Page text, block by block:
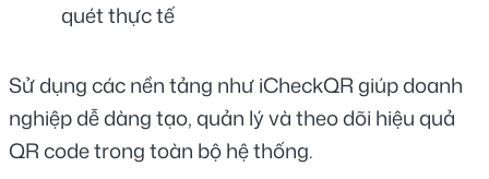
quét thực tế
Sử dụng các nền tảng như iCheckQR giúp doanh
nghiệp dễ dàng tạo, quản lý và theo dõi hiệu quả
QR code trong toàn bộ hệ thống.